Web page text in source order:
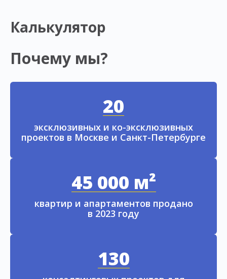
Калькулятор
Почему мы?
20
эксклюзивных и ко-эксклюзивных
проектов в Москве и Санкт-Петербурге
45 000 м²
квартир и апартаментов продано
в 2023 году
130